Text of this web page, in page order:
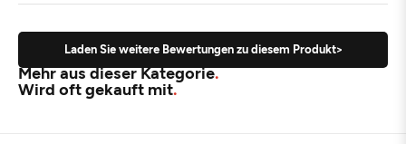
Laden Sie weitere Bewertungen zu diesem Produkt>
Mehr aus dieser Kategorie
Wird oft gekauft mit